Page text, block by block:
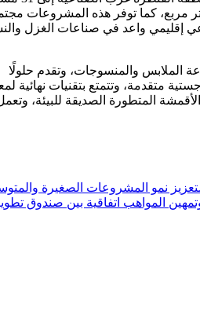
استثمارات يبلغ نحو 799.6 مليون دولار أمريكي، على مساحة إجمالية تقدر بنحو 2,017,400 متر مربع، كما توفر هذه
إقليمي واعد في صناعات الغزل
العالمية في صناعة الملابس والمنسوجات، وتقدم حلولًا
متقدمة، وتتمتع بتقنيات نهائية
المتطورة الصديقة للبيئة،
نمو المشروعات الصغيرة
اتفاقية بين صندوق